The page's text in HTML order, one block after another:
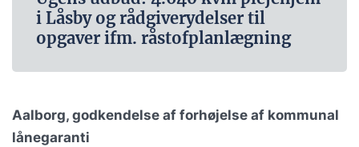
i Låsby og rådgiverydelser til
opgaver ifm. råstofplanlægning
Aalborg, godkendelse af forhøjelse af kommunal
lånegaranti